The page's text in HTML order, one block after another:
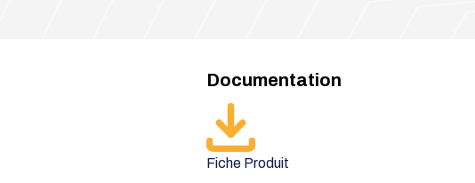
Documentation
Fiche Produit